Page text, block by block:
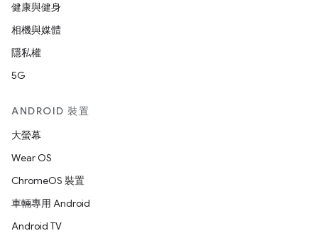
健康與健身
相機與媒體
隱私權
5G
ANDROID 裝置
大螢幕
Wear OS
ChromeOS 裝置
車輛專用 Android
Android TV